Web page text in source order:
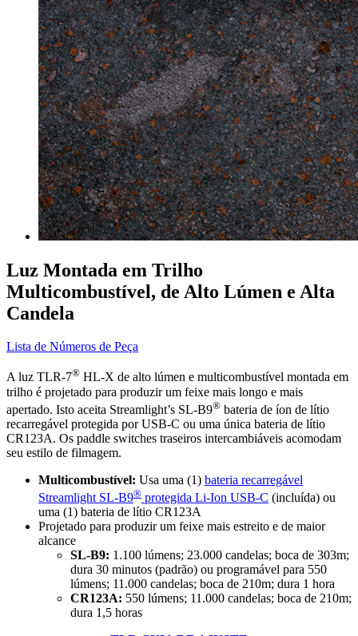
Luz Montada em Trilho
Multicombustível, de Alto Lúmen e Alta
Candela
Lista de Números de Peça
A luz TLR-7® HL-X de alto lúmen e multicombustível montada em
trilho é projetado para produzir um feixe mais longo e mais
apertado. Isto aceita Streamlight’s SL-B9® bateria de íon de lítio
recarregável protegida por USB-C ou uma única bateria de lítio
CR123A. Os paddle switches traseiros intercambiáveis ​​acomodam
seu estilo de filmagem.
Multicombustível: Usa uma (1) bateria recarregável
Streamlight SL-B9® protegida Li-Ion USB-C (incluída) ou
uma (1) bateria de lítio CR123A
Projetado para produzir um feixe mais estreito e de maior
alcance
SL-B9: 1.100 lúmens; 23.000 candelas; boca de 303m;
dura 30 minutos (padrão) ou programável para 550
lúmens; 11.000 candelas; boca de 210m; dura 1 hora
CR123A: 550 lúmens; 11.000 candelas; boca de 210m;
dura 1,5 horas